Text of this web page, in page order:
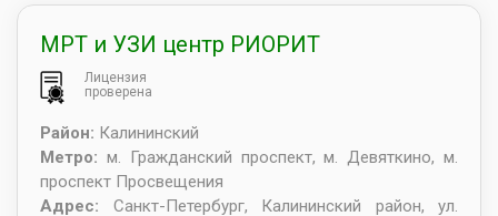
МРТ и УЗИ центр РИОРИТ
Лицензия
проверена
Район: Калининский
Метро: м. Гражданский проспект, м. Девяткино, м.
проспект Просвещения
Адрес: Санкт-Петербург, Калининский район, ул.